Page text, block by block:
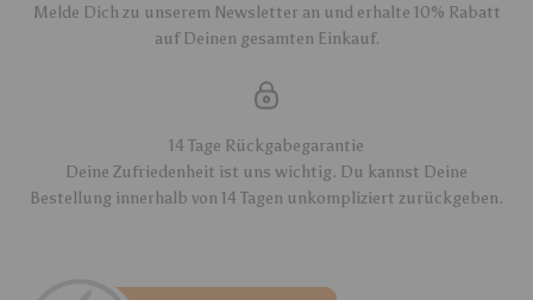
Melde Dich zu unserem Newsletter an und erhalte 10% Rabatt
auf Deinen gesamten Einkauf.
14 Tage Rückgabegarantie
Deine Zufriedenheit ist uns wichtig. Du kannst Deine
Bestellung innerhalb von 14 Tagen unkompliziert zurückgeben.